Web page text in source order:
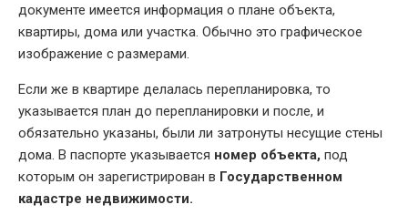
документе имеется информация о плане объекта,
квартиры, дома или участка. Обычно это графическое
изображение с размерами.
Если же в квартире делалась перепланировка, то
указывается план до перепланировки и после, и
обязательно указаны, были ли затронуты несущие стены
дома. В паспорте указывается номер объекта, под
которым он зарегистрирован в Государственном
кадастре недвижимости.